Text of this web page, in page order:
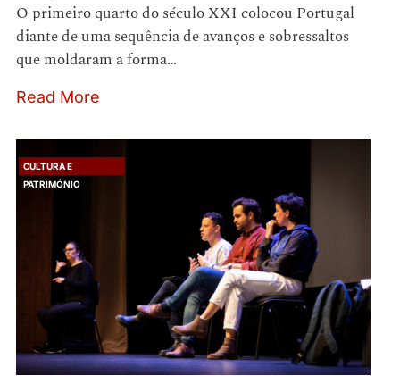
O primeiro quarto do século XXI colocou Portugal
diante de uma sequência de avanços e sobressaltos
que moldaram a forma…
Read More
CULTURA E
PATRIMÓNIO